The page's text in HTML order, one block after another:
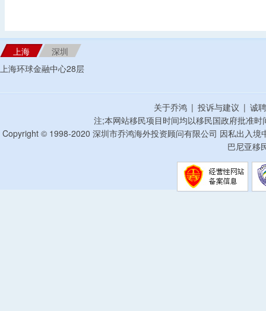
上海
深圳
上海环球金融中心28层
关于乔鸿 | 投诉与建议 | 诚
注;本网站移民项目时间均以移民国政府批准
Copyright © 1998-2020 深圳市乔鸿海外投资顾问有限公司 因私出入
巴尼亚移